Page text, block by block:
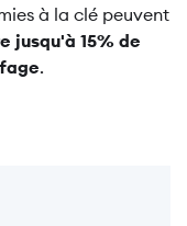
à la clé peuvent
jusqu'à 15% de
.